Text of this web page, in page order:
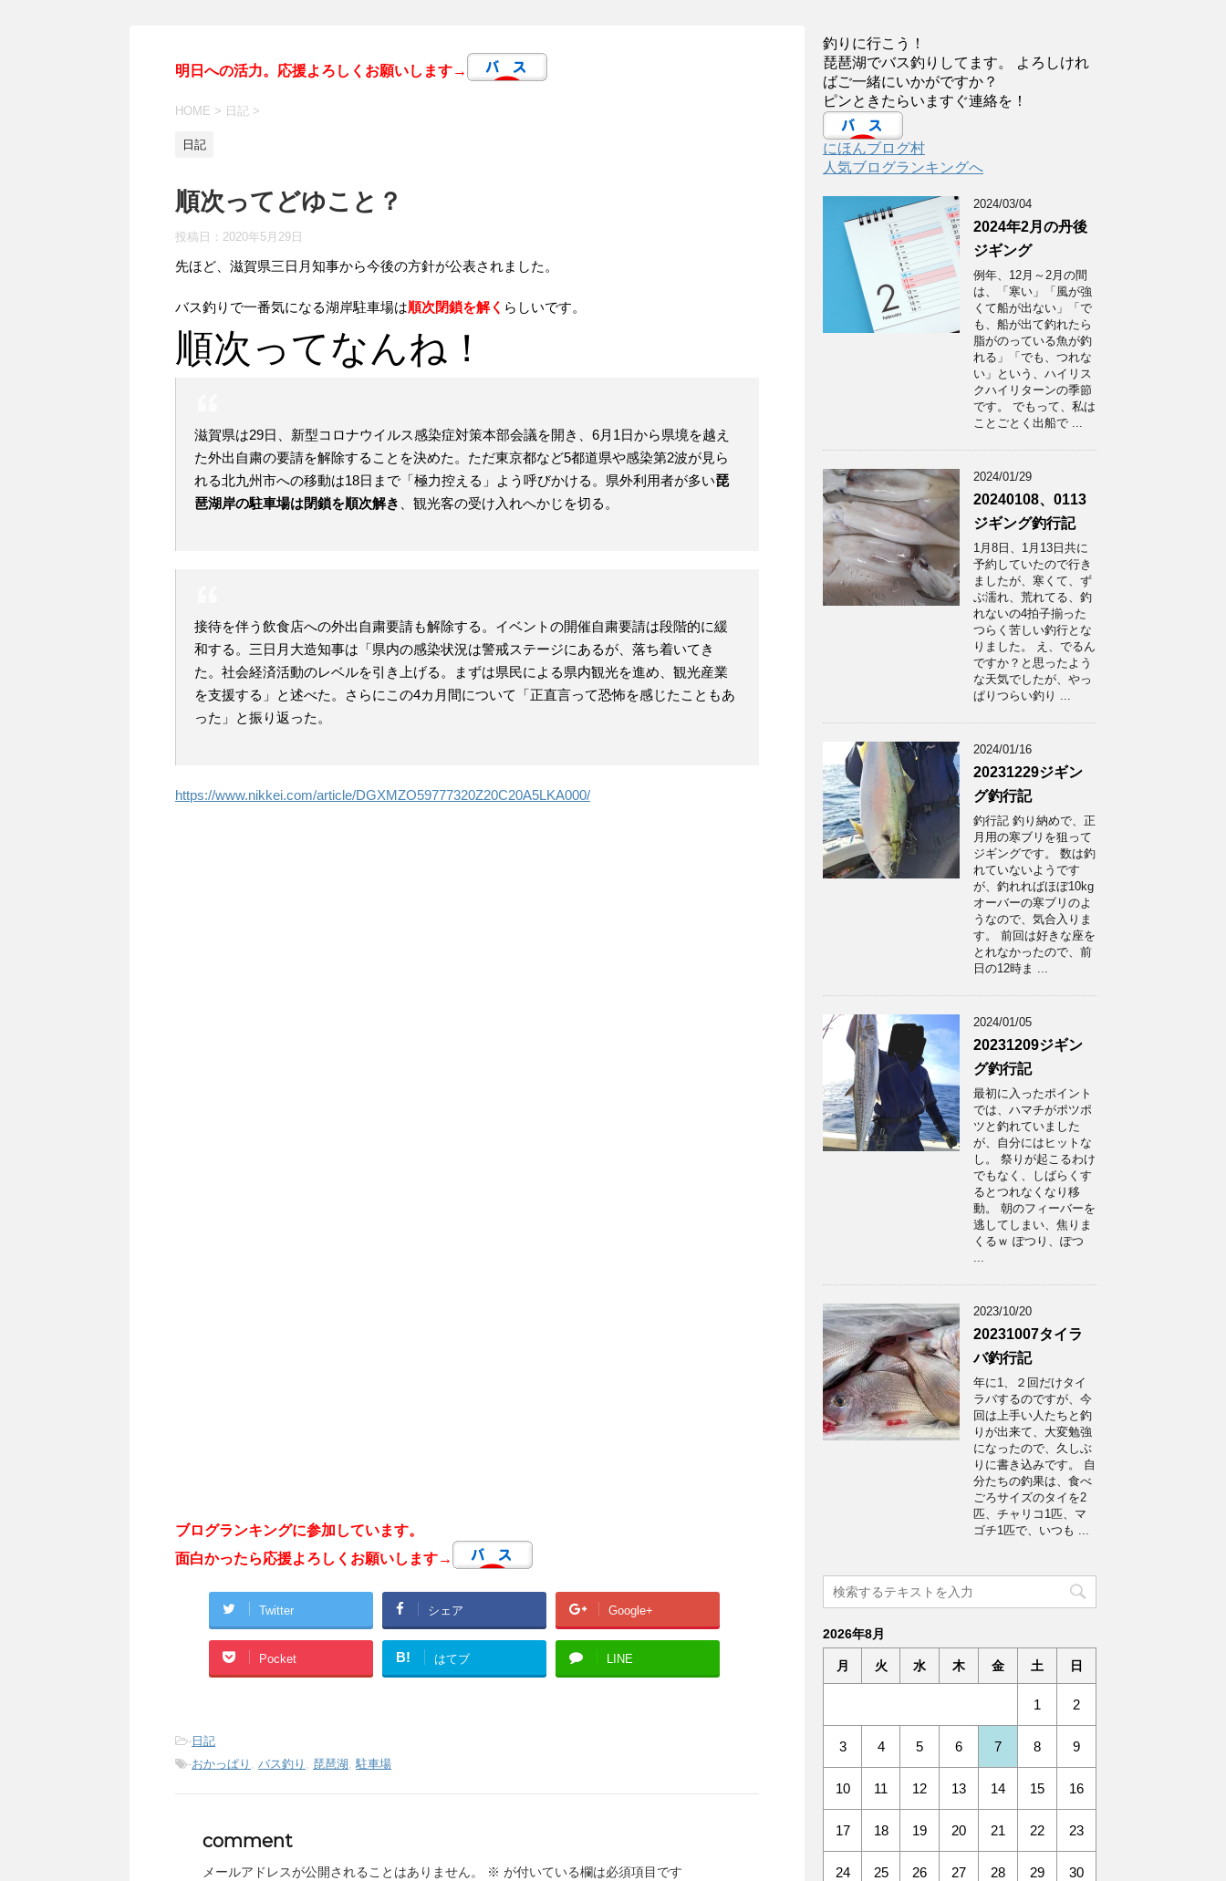
明日への活力。応援よろしくお願いします→
HOME > 日記 >
日記
順次ってどゆこと？
投稿日： 2020年5月29日
先ほど、滋賀県三日月知事から今後の方針が公表されました。
バス釣りで一番気になる湖岸駐車場は順次閉鎖を解く らしいです。
順次ってなんね！
滋賀県は29日、新型コロナウイルス感染症対策本部会議を開き、6月1日から県境を越え
た外出自粛の要請を解除することを決めた。ただ東京都など5都道県や感染第2波が見ら
れる北九州市への移動は18日まで「極力控える」よう呼びかける。県外利用者が多い琵
琶湖岸の駐車場は閉鎖を順次解き
、観光客の受け入れへかじを切る。
接待を伴う飲食店への外出自粛要請も解除する。イベントの開催自粛要請は段階的に緩
和する。三日月大造知事は「県内の感染状況は警戒ステージにあるが、落ち着いてき
た。社会経済活動のレベルを引き上げる。まずは県民による県内観光を進め、観光産業
を支援する」と述べた。さらにこの4カ月間について「正直言って恐怖を感じたこともあ
った」と振り返った。
https://www.nikkei.com/article/DGXMZO59777320Z20C20A5LKA000/
ブログランキングに参加しています。
面白かったら応援よろしくお願いします→
Twitter シェア Google+
Pocket B! はてブ LINE
- 日記
-おかっぱり , バス釣り , 琵琶湖 ,駐車場
comment
メールアドレスが公開されることはありません。 ※ が付いている欄は必須項目です
釣りに行こう！
琵琶湖でバス釣りしてます。 よろしけれ
ばご一緒にいかがですか？
ピンときたらいますぐ連絡を！
にほんブログ村
人気ブログランキングへ
2024/03/04
2024年2月の丹後
ジギング
例年、12月～2月の間
は、「寒い」「風が強
くて船が出ない」「で
も、船が出て釣れたら
脂がのっている魚が釣
れる」「でも、つれな
い」という、ハイリス
クハイリターンの季節
です。 でもって、私は
ことごとく出船で ...
2024/01/29
20240108、0113
ジギング釣行記
1月8日、1月13日共に
予約していたので行き
ましたが、寒くて、ず
ぶ濡れ、荒れてる、釣
れないの4拍子揃った
つらく苦しい釣行とな
りました。 え、でるん
ですか？と思ったよう
な天気でしたが、やっ
ぱりつらい釣り ...
2024/01/16
20231229ジギン
グ釣行記
釣行記 釣り納めで、正
月用の寒ブリを狙って
ジギングです。 数は釣
れていないようです
が、釣れればほぼ10kg
オーバーの寒ブリのよ
うなので、気合入りま
す。 前回は好きな座を
とれなかったので、前
日の12時ま ...
2024/01/05
20231209ジギン
グ釣行記
最初に入ったポイント
では、ハマチがポツポ
ツと釣れていました
が、自分にはヒットな
し。 祭りが起こるわけ
でもなく、しばらくす
るとつれなくなり移
動。 朝のフィーバーを
逃してしまい、焦りま
くるｗ ぽつり、ぽつ
...
2023/10/20
20231007タイラ
バ釣行記
年に1、２回だけタイ
ラバするのですが、今
回は上手い人たちと釣
りが出来て、大変勉強
になったので、久しぶ
りに書き込みです。 自
分たちの釣果は、食べ
ごろサイズのタイを2
匹、チャリコ1匹、マ
ゴチ1匹で、いつも ...
2026年8月
月 火 水 木 金 土 日
1 2
3 4 5 6 7 8 9
10 11 12 13 14 15 16
17 18 19 20 21 22 23
24 25 26 27 28 29 30